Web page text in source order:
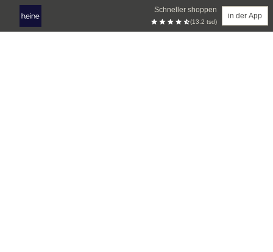
Schneller shoppen
(13.2 tsd)
in der App